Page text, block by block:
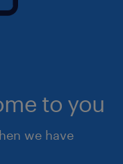
to you
we have